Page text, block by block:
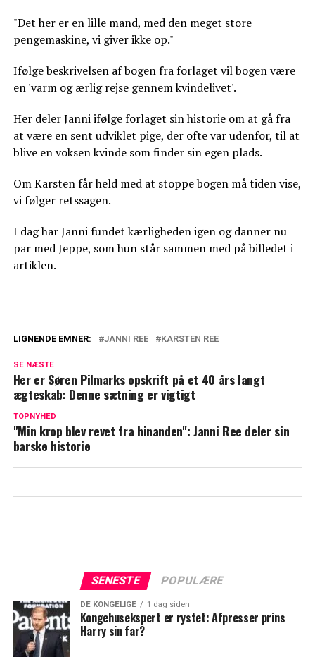
"Det her er en lille mand, med den meget store
pengemaskine, vi giver ikke op."
Ifølge beskrivelsen af bogen fra forlaget vil bogen være
en 'varm og ærlig rejse gennem kvindelivet'.
Her deler Janni ifølge forlaget sin historie om at gå fra
at være en sent udviklet pige, der ofte var udenfor, til at
blive en voksen kvinde som finder sin egen plads.
Om Karsten får held med at stoppe bogen må tiden vise,
vi følger retssagen.
I dag har Janni fundet kærligheden igen og danner nu
par med Jeppe, som hun står sammen med på billedet i
artiklen.
reagerer Janni
Jeppe Stokholm raser over Karsten Ree:
LIGNENDE EMNER: JANNI REE KARSTEN REE
SE NÆSTE
Her er Søren Pilmarks opskrift på et 40 års langt
ægteskab: Denne sætning er vigtigt
TOPNYHED
"Min krop blev revet fra hinanden": Janni Ree deler sin
barske historie
SENESTE POPULÆRE
DE KONGELIGE 1 dag siden
Kongehusekspert er rystet: Afpresser prins
Harry sin far?